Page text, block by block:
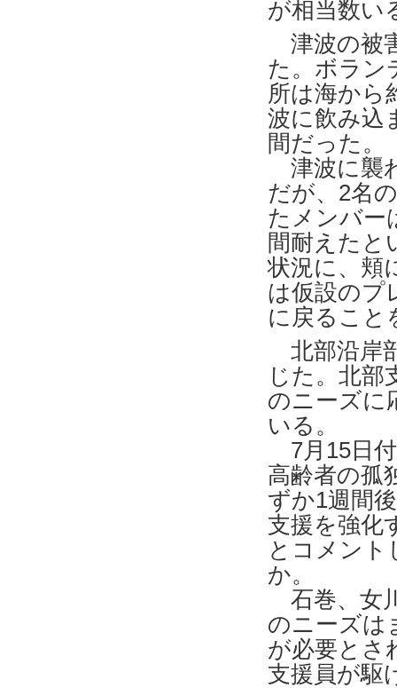
が相当数い
津波の被
た。ボラン
所は海から
波に飲み込
間だった。
津波に襲
だが、2名
たメンバー
間耐えたと
状況に、頬
は仮設のプ
に戻ること
北部沿岸
じた。北部
のニーズに
いる。
7月15日
高齢者の孤
ずか1週間
支援を強化
とコメント
か。
石巻、女
のニーズは
が必要とさ
支援員が駆